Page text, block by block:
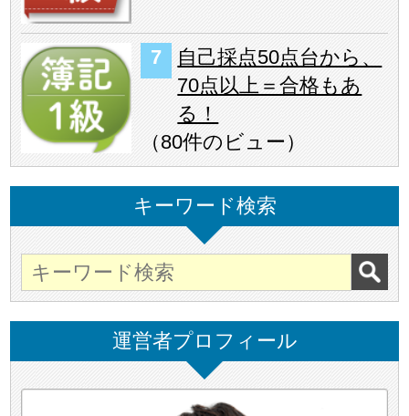
自己採点50点台から、
70点以上＝合格もあ
る！
（80件のビュー ）
キーワード検索
運営者プロフィール